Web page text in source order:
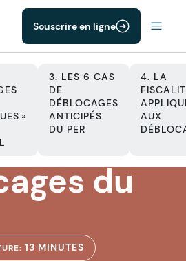
Souscrire en ligne
»
3. LES 6 CAS
DE
DÉBLOCAGES
ANTICIPÉS
DU PER
4. LA
AUX
les
du
13 MINUTES